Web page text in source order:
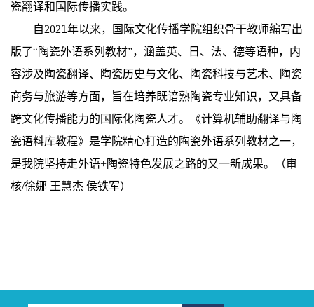
瓷翻译和 国际传播实践。
自2021年以来，国际文化传播学院组织骨干教师编写出
版了“陶瓷外语系列教材”，涵盖英、 日 、 法、 德等语种，内
容涉及陶瓷翻译、陶瓷历史与文化、 陶瓷科技与艺术、
陶瓷
商务与旅游等方面，旨在培养既谙熟陶瓷专业知识，又具备
跨文化传播能力的国际化陶瓷人才。
《计算机辅助翻译与陶
瓷语料库教程》是学院精心打造的陶瓷外语系列教材之一，
是我院坚持走外语+陶瓷特色发展之路的又一新成果。 （审
核/徐娜 王慧杰 侯铁军）